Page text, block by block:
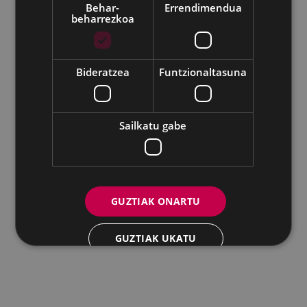
Udalaren sare sozial guztiak
Eibarko Andretxea - Isasi kalea, 11 | 20600 Eibar
Andretxea: 943 54 39 38Berdintasuna: 943 70 84 40
andretxea@eibar.eus
berdintasuna@eibar.eus
IFZ: P2003100A | DIR3 L01200300
Behar-
beharrezkoa
Errendimendua
Bideratzea Funtzionaltasuna
Sailkatu gabe
GUZTIAK ONARTU
GUZTIAK UKATU